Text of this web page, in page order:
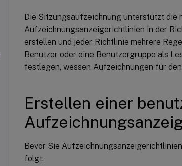
Die Sitzungsaufzeichnung unterstützt
Aufzeichnungsanzeigerichtlinien in der
erstellen und jeder Richtlinie mehrere
Benutzer oder eine Benutzergruppe als
festlegen, wessen Aufzeichnungen für
Erstellen einer
Bevor Sie
folgt: